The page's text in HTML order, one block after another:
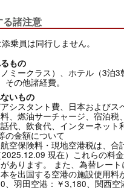
諸注意
乗員は同行しません。
もの
ミークラス）、ホテル（3泊3
の他諸経費。
いもの
シスタント費、日本およびス
、燃油サーチャージ、宿泊税
代、飲食代、インターネット
の金額について
空保険料・現地空港税は、合
現在）これらの料
あります。 また、為替レー
を出国する空港の施設使用料
、羽田空港：￥3,180、関西空